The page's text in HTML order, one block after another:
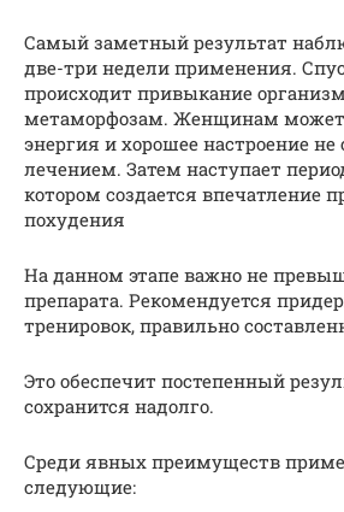
Самый заметный результат
две-три недели применения.
происходит привыкание
метаморфозам. Женщинам может
энергия и хорошее настроение не
лечением. Затем наступает
котором создается впечатление
похудения
На данном этапе важно не
препарата. Рекомендуется
тренировок, правильно
Это обеспечит постепенный
сохранится надолго.
Среди явных преимуществ
следующие: